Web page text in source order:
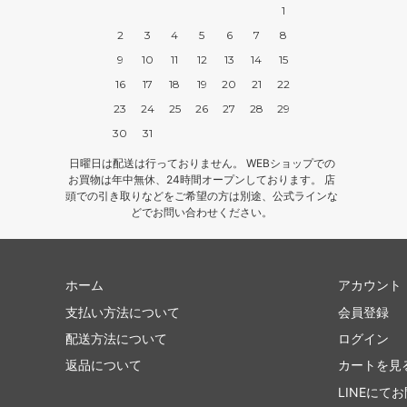
1
2
3 4 5 6 7
8
9
10 11 12 13 14
15
16
17 18 19 20 21
22
23
24 25 26 27 28
29
30
31
日曜日は配送は行っておりません。 WEBショップでの
お買物は年中無休、24時間オープンしております。 店
頭での引き取りなどをご希望の方は別途、公式ラインな
どでお問い合わせください。
ホーム
支払い方法について
配送方法について
返品について
アカウント
会員登録
ログイン
カートを見
LINEにて